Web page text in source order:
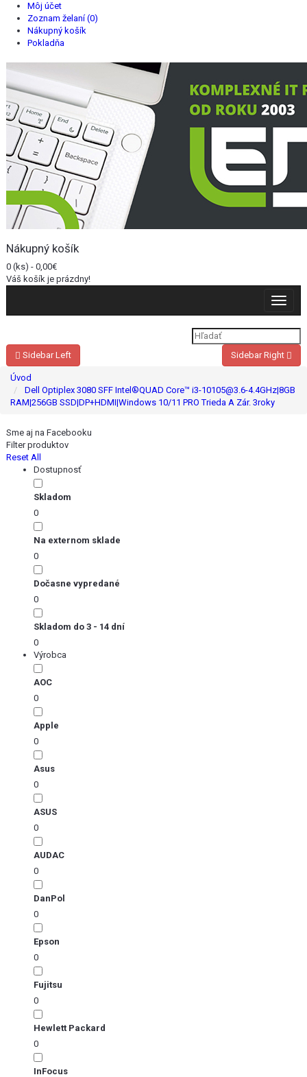
Môj účet
Zoznam želaní (0)
Nákupný košík
Pokladňa
Nákupný košík
0 (ks) - 0,00€
Váš košík je prázdny!
Toggle
Sidebar Left Sidebar Right
Úvod
Dell Optiplex 3080 SFF Intel®QUAD Core™ i3-10105@3.6-4.4GHz|8GB
RAM|256GB SSD|DP+HDMI|Windows 10/11 PRO Trieda A Zár. 3roky
Sme aj na Facebooku
Filter produktov
Reset All
Dostupnosť
Skladom
0
Na externom sklade
0
Dočasne vypredané
0
Skladom do 3 - 14 dní
0
Výrobca
AOC
0
Apple
0
Asus
0
ASUS
0
AUDAC
0
DanPol
0
Epson
0
Fujitsu
0
Hewlett Packard
0
InFocus